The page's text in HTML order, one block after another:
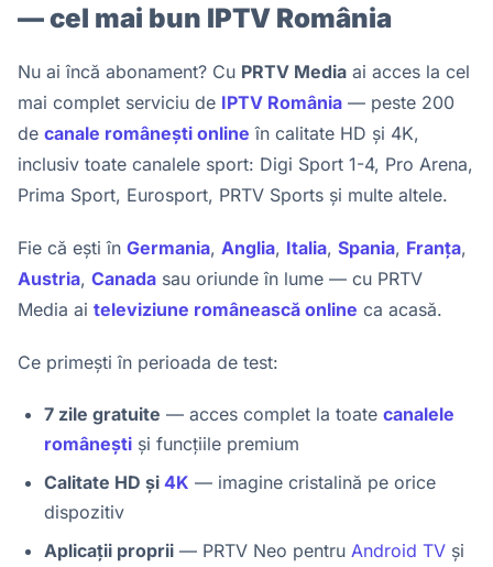
— cel mai bun IPTV România
Nu ai încă abonament? Cu PRTV Media ai acces la cel
mai complet serviciu de IPTV România — peste 200
de canale românești online în calitate HD și 4K,
inclusiv toate canalele sport: Digi Sport 1-4, Pro Arena,
Prima Sport, Eurosport, PRTV Sports și multe altele.
Fie că ești în Germania, Anglia, Italia, Spania, Franța,
Austria, Canada sau oriunde în lume — cu PRTV
Media ai televiziune românească online ca acasă.
Ce primești în perioada de test:
7 zile gratuite — acces complet la toate canalele
românești și funcțiile premium
Calitate HD și 4K — imagine cristalină pe orice
dispozitiv
Aplicații proprii — PRTV Neo pentru Android TV și